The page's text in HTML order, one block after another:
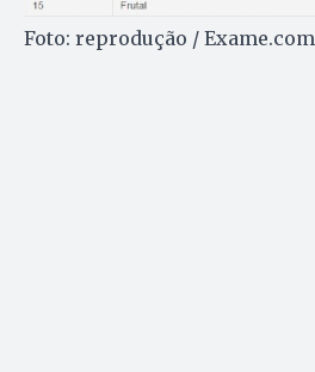
Foto: reprodução / Exame.com